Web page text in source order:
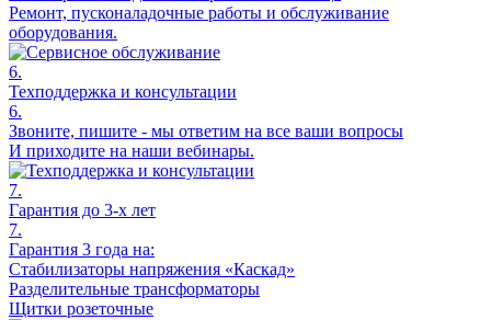
Ремонт, пусконаладочные работы и обслуживание
оборудования.
6.
Техподдержка и консультации
6.
Звоните, пишите - мы ответим на все ваши вопросы
И приходите на наши вебинары.
7.
Гарантия до 3-х лет
7.
Гарантия 3 года на:
Стабилизаторы напряжения «Каскад»
Разделительные трансформаторы
Щитки розеточные